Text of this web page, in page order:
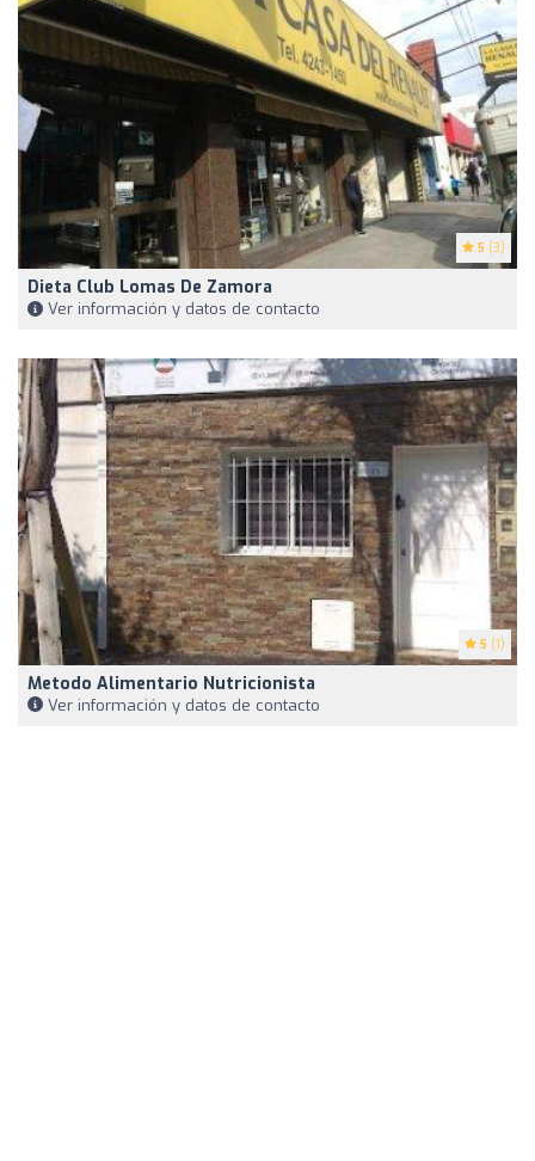
5 (3)
Dieta Club Lomas De Zamora
Ver información y datos de contacto
5 (1)
Metodo Alimentario Nutricionista
Ver información y datos de contacto